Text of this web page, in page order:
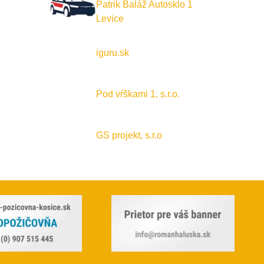
Patrik Baláž Autosklo 1
Levice
iguru.sk
Pod vŕškami 1, s.r.o.
GS projekt, s.r.o